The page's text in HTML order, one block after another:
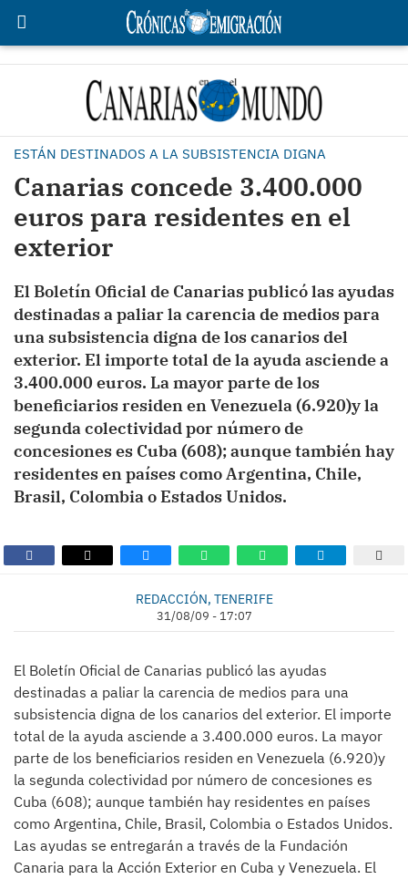
ESTÁN DESTINADOS A LA SUBSISTENCIA DIGNA
Canarias concede 3.400.000
euros para residentes en el
exterior
El Boletín Oficial de Canarias publicó las ayudas
destinadas a paliar la carencia de medios para
una subsistencia digna de los canarios del
exterior. El importe total de la ayuda asciende a
3.400.000 euros. La mayor parte de los
beneficiarios residen en Venezuela (6.920)y la
segunda colectividad por número de
concesiones es Cuba (608); aunque también hay
residentes en países como Argentina, Chile,
Brasil, Colombia o Estados Unidos.
REDACCIÓN, TENERIFE
31/08/09 - 17:07
El Boletín Oficial de Canarias publicó las ayudas
destinadas a paliar la carencia de medios para una
subsistencia digna de los canarios del exterior. El importe
total de la ayuda asciende a 3.400.000 euros. La mayor
parte de los beneficiarios residen en Venezuela (6.920)y
la segunda colectividad por número de concesiones es
Cuba (608); aunque también hay residentes en países
como Argentina, Chile, Brasil, Colombia o Estados Unidos.
Las ayudas se entregarán a través de la Fundación
Canaria para la Acción Exterior en Cuba y Venezuela. El